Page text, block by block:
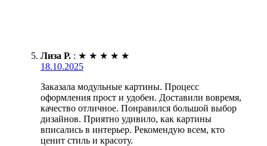
Лиза Р. : ★ ★ ★ ★ ★
18.10.2025
Заказала модульные картины. Процесс
оформления прост и удобен. Доставили вовремя,
качество отличное. Понравился большой выбор
дизайнов. Приятно удивило, как картины
вписались в интерьер. Рекомендую всем, кто
ценит стиль и красоту.